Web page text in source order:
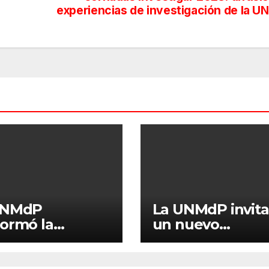
experiencias de investigación de la
la
Asesora
La UNMdP
un nuevo
encuentro de